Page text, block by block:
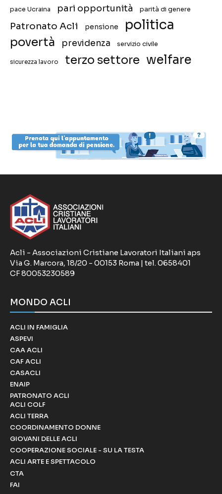
pace Ucraina pari opportunità parità di genere
Patronato Acli pensione politica
povertà previdenza servizio civile
sicurezza lavoro terzo settore welfare
Acli - Associazioni Cristiane Lavoratori Italiani aps
Via G. Marcora, 18/20 - 00153 Roma | tel. 0658401
CF 80053230589
MONDO ACLI
ACLI IN FAMIGLIA
ASPEVI
CAA ACLI
CAF ACLI
CASACLI
ENAIP
PATRONATO ACLI
ACLI COLF
ACLI TERRA
COORDINAMENTO DONNE
GIOVANI DELLE ACLI
COOPERAZIONE SOCIALE - SU LA TESTA
ACLI ARTE E SPETTACOLO
CTA
FAI